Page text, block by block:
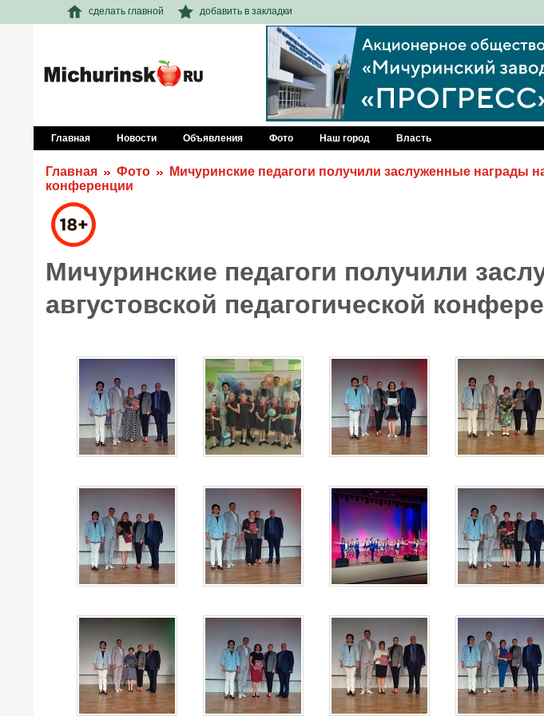
сделать главной добавить в закладки
Главная Новости Объявления Фото Наш город Власть
Главная Фото
Мичуринские педагоги получили заслуженные награды
конференции
Мичуринские педагоги получили
августовской педагогической